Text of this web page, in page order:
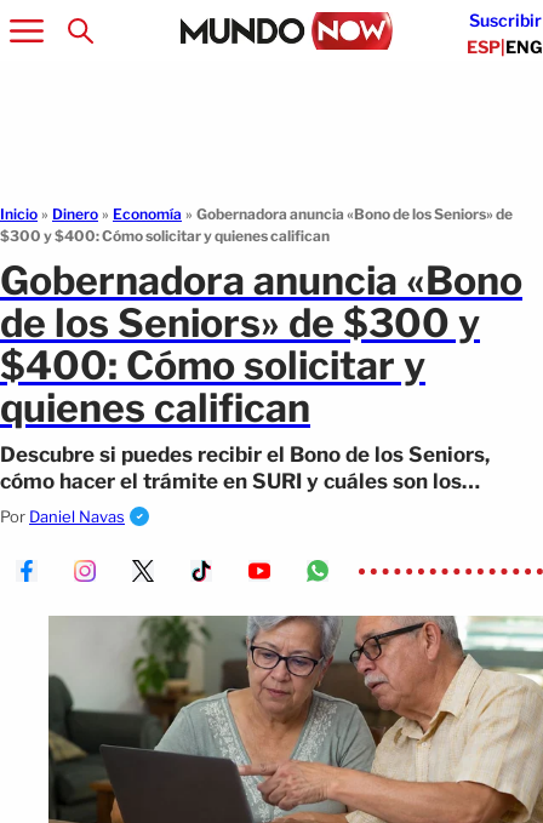
Suscribir
ESP|ENG
Inicio » Dinero » Economía » Gobernadora anuncia «Bono de los Seniors» de
$300 y $400: Cómo solicitar y quienes califican
Gobernadora anuncia «Bono
de los Seniors» de $300 y
$400: Cómo solicitar y
quienes califican
Descubre si puedes recibir el Bono de los Seniors,
cómo hacer el trámite en SURI y cuáles son los
requisitos para obtener el beneficio.
Por Daniel Navas